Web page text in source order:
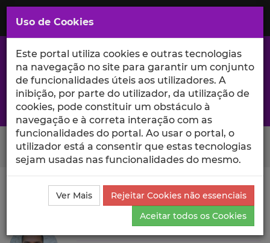
Saltar
para
Conteúdo
Principal
A excelência da investigação e ciência no Iscte
Search Button
Ciência_Iscte Autores Rolando Volzone
Produções
Científicas e Citações
Rolando Volzone
Uso de Cookies
Este portal utiliza cookies e outras tecnologias
na navegação no site para garantir um conjunto
de funcionalidades úteis aos utilizadores. A
inibição, por parte do utilizador, da utilização de
cookies, pode constituir um obstáculo à
navegação e à correta interação com as
funcionalidades do portal. Ao usar o portal, o
utilizador está a consentir que estas tecnologias
sejam usadas nas funcionalidades do mesmo.
Ver Mais
Rejeitar Cookies não essenciais
Aceitar todos os Cookies